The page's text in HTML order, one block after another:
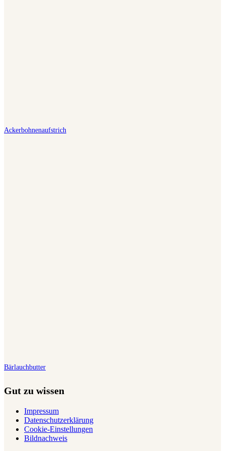
Ackerbohnenaufstrich
Bärlauchbutter
Gut zu wissen
Impressum
Datenschutzerklärung
Cookie-Einstellungen
Bildnachweis